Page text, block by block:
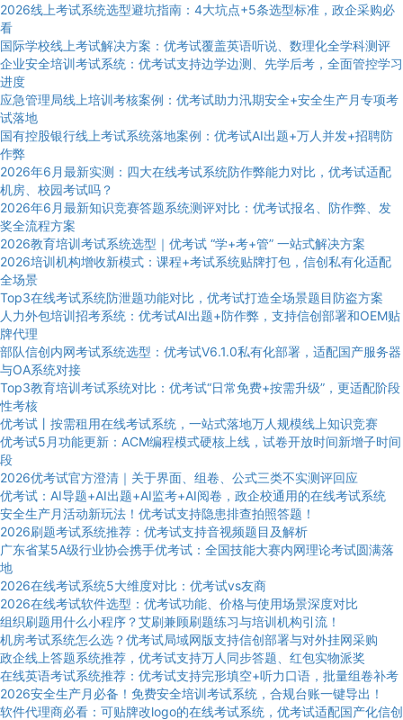
2026线上考试系统选型避坑指南：4大坑点+5条选型标准，政企采购必
看
国际学校线上考试解决方案：优考试覆盖英语听说、数理化全学科测评
企业安全培训考试系统：优考试支持边学边测、先学后考，全面管控学习
进度
应急管理局线上培训考核案例：优考试助力汛期安全+安全生产月专项考
试落地
国有控股银行线上考试系统落地案例：优考试AI出题+万人并发+招聘防
作弊
2026年6月最新实测：四大在线考试系统防作弊能力对比，优考试适配
机房、校园考试吗？
2026年6月最新知识竞赛答题系统测评对比：优考试报名、防作弊、发
奖全流程方案
2026教育培训考试系统选型｜优考试 “学+考+管” 一站式解决方案
2026培训机构增收新模式：课程+考试系统贴牌打包，信创私有化适配
全场景
Top3在线考试系统防泄题功能对比，优考试打造全场景题目防盗方案
人力外包培训招考系统：优考试AI出题+防作弊，支持信创部署和OEM贴
牌代理
部队信创内网考试系统选型：优考试V6.1.0私有化部署，适配国产服务器
与OA系统对接
Top3教育培训考试系统对比：优考试“日常免费+按需升级”，更适配阶段
性考核
优考试丨按需租用在线考试系统，一站式落地万人规模线上知识竞赛
优考试5月功能更新：ACM编程模式硬核上线，试卷开放时间新增子时间
段
2026优考试官方澄清｜关于界面、组卷、公式三类不实测评回应
优考试：AI导题+AI出题+AI监考+AI阅卷，政企校通用的在线考试系统
安全生产月活动新玩法！优考试支持隐患排查拍照答题！
2026刷题考试系统推荐：优考试支持音视频题目及解析
广东省某5A级行业协会携手优考试：全国技能大赛内网理论考试圆满落
地
2026在线考试系统5大维度对比：优考试vs友商
2026在线考试软件选型：优考试功能、价格与使用场景深度对比
组织刷题用什么小程序？艾刷兼顾刷题练习与培训机构引流！
机房考试系统怎么选？优考试局域网版支持信创部署与对外挂网采购
政企线上答题系统推荐，优考试支持万人同步答题、红包实物派奖
在线英语考试系统推荐：优考试支持完形填空+听力口语，批量组卷补考
2026安全生产月必备！免费安全培训考试系统，合规台账一键导出！
软件代理商必看：可贴牌改logo的在线考试系统，优考试适配国产化信创